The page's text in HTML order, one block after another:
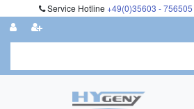
Service Hotline +49(0)35603 - 756505